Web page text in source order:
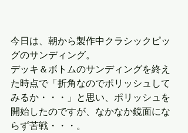
今日は、朝から製作中クラシックピッ
グのサンディング。
デッキ＆ボトムのサンディングを終え
た時点で「折角なのでポリッシュして
みるか・・・」と思い、ポリッシュを
開始したのですが、なかなか鏡面にな
らず苦戦・・・。